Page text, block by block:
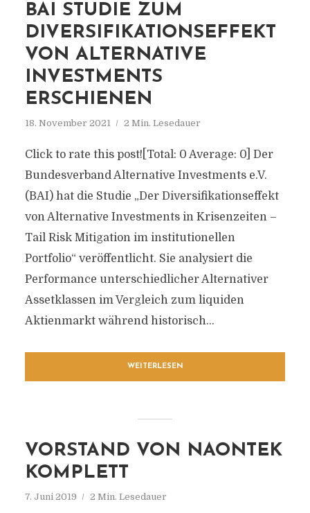
BAI STUDIE ZUM
DIVERSIFIKATIONSEFFEKT
VON ALTERNATIVE
INVESTMENTS
ERSCHIENEN
18. November 2021 2 Min. Lesedauer
Click to rate this post![Total: 0 Average: 0] Der
Bundesverband Alternative Investments e.V.
(BAI) hat die Studie „Der Diversifikationseffekt
von Alternative Investments in Krisenzeiten –
Tail Risk Mitigation im institutionellen
Portfolio“ veröffentlicht. Sie analysiert die
Performance unterschiedlicher Alternativer
Assetklassen im Vergleich zum liquiden
Aktienmarkt während historisch...
WEITERLESEN
VORSTAND VON NAONTEK
KOMPLETT
7. Juni 2019 2 Min. Lesedauer